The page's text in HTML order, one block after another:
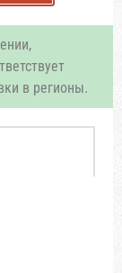
в регионы.